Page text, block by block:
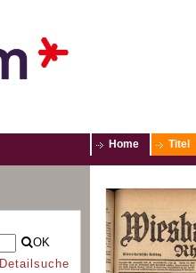
Home Titel
OK
Detailsuche